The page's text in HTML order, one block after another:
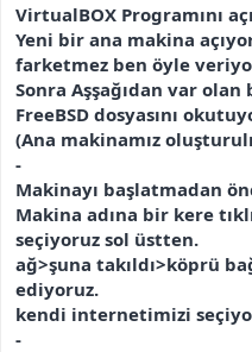
VirtualBOX Programını
Yeni bir ana makina
farketmez ben öyle
Sonra Aşşağıdan var olan
FreeBSD dosyasını
(Ana makinamız
-
Makinayı başlatmadan
Makina adına bir kere
seçiyoruz sol üstten.
ağ>şuna takıldı>köprü
ediyoruz.
kendi internetimizi
-